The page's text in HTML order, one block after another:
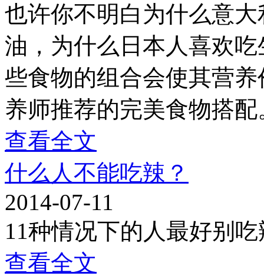
也许你不明白为什么意
油，为什么日本人喜欢
些食物的组合会使其营
养师推荐的完美食物搭配
查看全文
什么人不能吃辣？
2014-07-11
11种情况下的人最好别
查看全文